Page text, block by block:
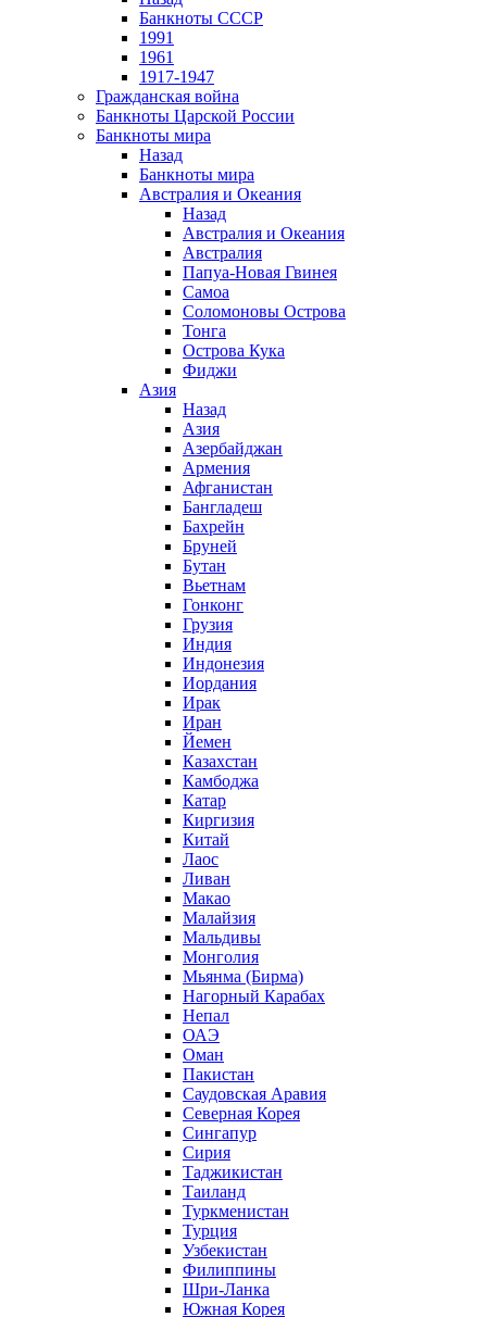
Банкноты СССР
1991
1961
1917-1947
Гражданская война
Банкноты Царской России
Банкноты мира
Назад
Банкноты мира
Австралия и Океания
Назад
Австралия и Океания
Австралия
Папуа-Новая Гвинея
Самоа
Соломоновы Острова
Тонга
Острова Кука
Фиджи
Азия
Назад
Азия
Азербайджан
Армения
Афганистан
Бангладеш
Бахрейн
Бруней
Бутан
Вьетнам
Гонконг
Грузия
Индия
Индонезия
Иордания
Ирак
Иран
Йемен
Казахстан
Камбоджа
Катар
Киргизия
Китай
Лаос
Ливан
Макао
Малайзия
Мальдивы
Монголия
Мьянма (Бирма)
Нагорный Карабах
Непал
ОАЭ
Оман
Пакистан
Саудовская Аравия
Северная Корея
Сингапур
Сирия
Таджикистан
Таиланд
Туркменистан
Турция
Узбекистан
Филиппины
Шри-Ланка
Южная Корея